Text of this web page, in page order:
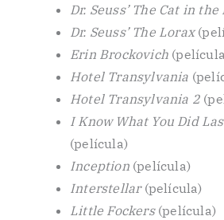
Dr. Seuss’ The Cat in the
Dr. Seuss’ The Lorax
Erin Brockovich
Hotel Transylvania
Hotel Transylvania 2
I Know What You Did
(película)
Inception(película)
Interstellar(película)
Little Fockers(película)